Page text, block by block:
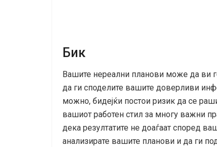
Бик
Вашите нереални планови може да ви
да ги споделите вашите доверливи
можно, бидејќи постои ризик да се
вашиот работен стил за многу важни
дека резултатите не доаѓаат според
анализирате вашите планови и да ги